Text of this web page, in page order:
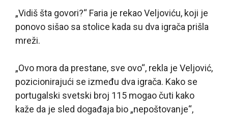
„Vidiš šta govori?“ Faria je rekao Veljoviću, koji je
ponovo sišao sa stolice kada su dva igrača prišla
mreži.
„Ovo mora da prestane, sve ovo“, rekla je Veljović,
pozicionirajući se između dva igrača. Kako se
portugalski svetski broj 115 mogao čuti kako
kaže da je sled događaja bio „nepoštovanje“,